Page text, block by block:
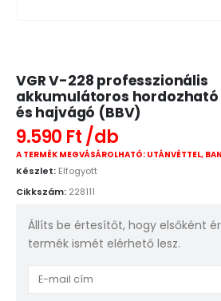
VGR V-228 professzionális
akkumulátoros
és hajvágó (BBV)
9.590 Ft
A TERMÉK MEGVÁSÁROLHATÓ: UTÁNVÉTTEL,
Készlet: Elfogyott
Cikkszám: 228111
Állíts be értesítőt, hogy elsőként
termék ismét elérhető lesz.
Enter